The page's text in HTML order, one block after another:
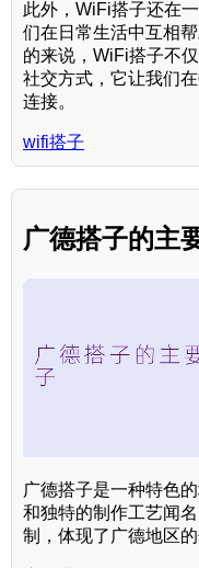
此外，WiFi搭子还在
们在日常生活中互相
的来说，WiFi搭子不
社交方式，它让我们
连接。
wifi搭子
广德搭子的主
广德搭子是一种特色
和独特的制作工艺闻
制，体现了广德地区的